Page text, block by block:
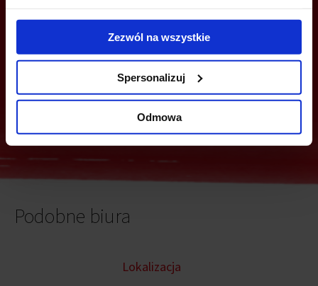
Zezwól na wszystkie
Spersonalizuj
Odmowa
Wyślij
Podobne biura
Lokalizacja